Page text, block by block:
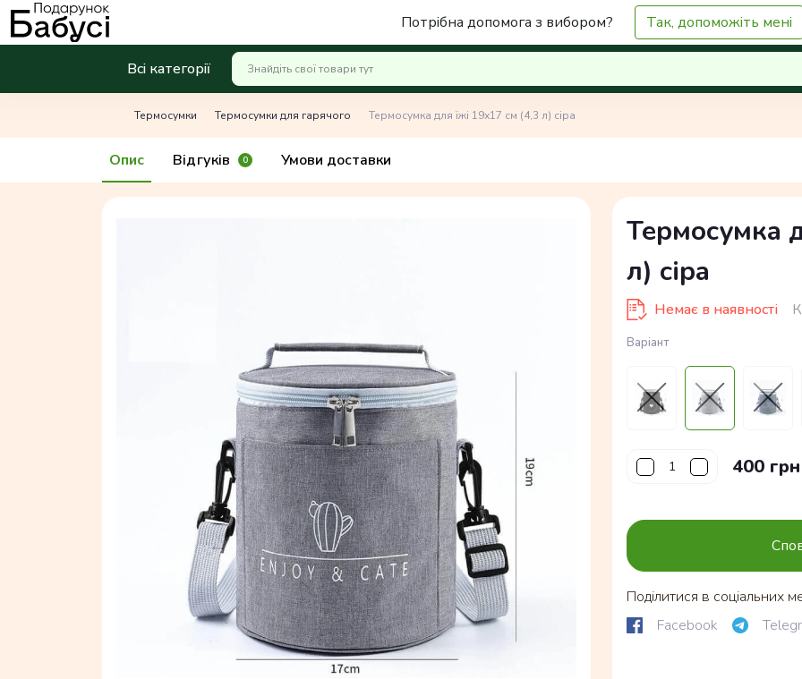
Потрібна допомога з вибором? Так, допоможіть мені
Всі категорії
Термосумки Термосумки для гарячого Термосумка для їжі 19х17 см (4,3 л) сіра
Опис Відгуків 0 Умови доставки
Термосумка
л) сіра
Немає в наявності
Варіант
400 грн
Поділитися в соціальних
Facebook